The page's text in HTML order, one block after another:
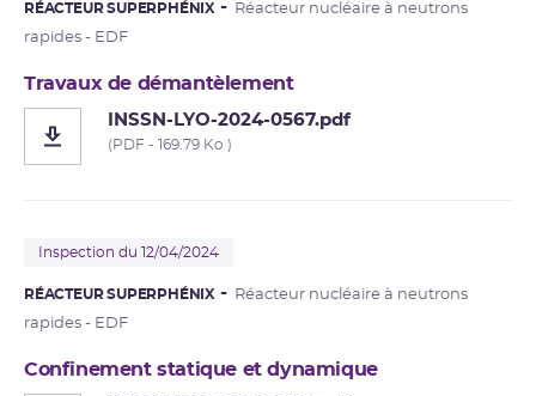
RÉACTEUR SUPERPHÉNIX
Réacteur nucléaire à neutrons
rapides - EDF
Travaux de démantèlement
INSSN-LYO-2024-0567.pdf
(PDF - 169.79 Ko )
Inspection du 12/04/2024
RÉACTEUR SUPERPHÉNIX
Réacteur nucléaire à neutrons
rapides - EDF
Confinement statique et dynamique